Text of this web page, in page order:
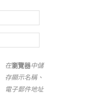
在瀏覽器中儲
存顯示名稱、
電子郵件地址